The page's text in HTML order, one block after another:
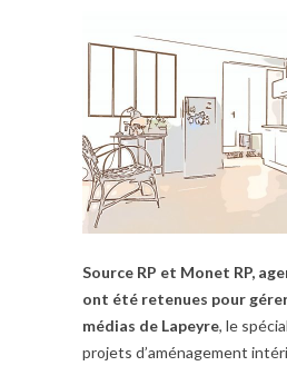
Source RP et Monet RP,
ont été retenues pour
médias de Lapeyre, le
projets d’aménagement